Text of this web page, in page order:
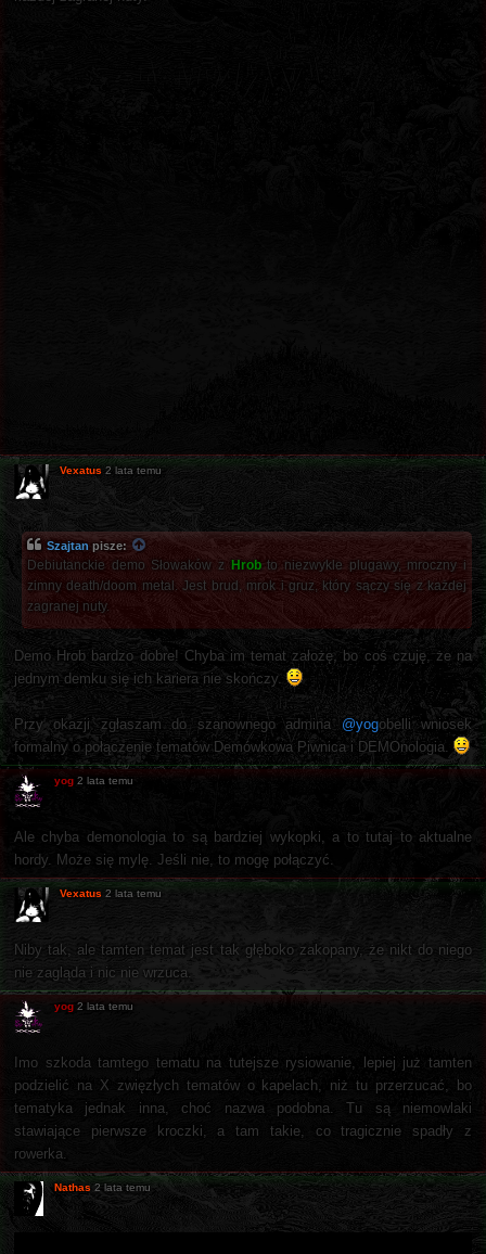
Vexatus 2 lata temu
Szajtanpisze:
Debiutanckie demo Słowaków z Hrobto niezwykle plugawy, mroczny i
zimny death/doom metal. Jest brud, mrok i gruz, który sączy się z każdej
zagranej nuty.
Demo Hrob bardzo dobre! Chyba im temat założę, bo coś czuję, że na
jednym demku się ich kariera nie skończy.
Przy okazji zgłaszam do szanownego admina @yogobelli wniosek
formalny o połączenie tematów Demówkowa Piwnica i DEMOnologia.
yog 2 lata temu
Ale chyba demonologia to są bardziej wykopki, a to tutaj to aktualne
hordy. Może się mylę. Jeśli nie, to mogę połączyć.
Vexatus 2 lata temu
Niby tak, ale tamten temat jest tak głęboko zakopany, że nikt do niego
nie zagląda i nic nie wrzuca.
yog 2 lata temu
Imo szkoda tamtego tematu na tutejsze rysiowanie, lepiej już tamten
podzielić na X zwięzłych tematów o kapelach, niż tu przerzucać, bo
tematyka jednak inna, choć nazwa podobna. Tu są niemowlaki
stawiające pierwsze kroczki, a tam takie, co tragicznie spadły z
rowerka.
Nathas 2 lata temu